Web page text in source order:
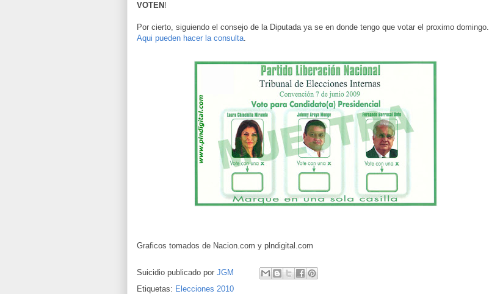
VOTEN !
Por cierto, siguiendo el consejo de la Diputada ya se en donde tengo que votar el proximo domingo.
Aqui pueden hacer la consulta.
Graficos tomados de Nacion.com y plndigital.com
Suicidio publicado por JGM
Etiquetas: Elecciones 2010